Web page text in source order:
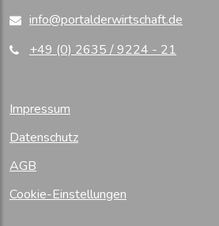
info@portalderwirtschaft.de
+49 (0) 2635 / 9224 - 21
Impressum
Datenschutz
AGB
Cookie-Einstellungen